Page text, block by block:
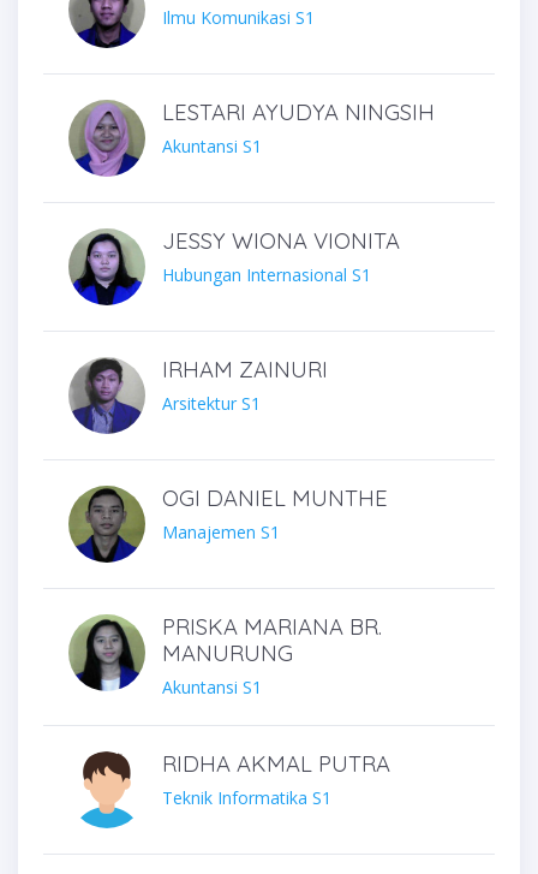
Ilmu Komunikasi S1
LESTARI AYUDYA NINGSIH
Akuntansi S1
JESSY WIONA VIONITA
Hubungan Internasional S1
IRHAM ZAINURI
Arsitektur S1
OGI DANIEL MUNTHE
Manajemen S1
PRISKA MARIANA BR.
MANURUNG
Akuntansi S1
RIDHA AKMAL PUTRA
Teknik Informatika S1